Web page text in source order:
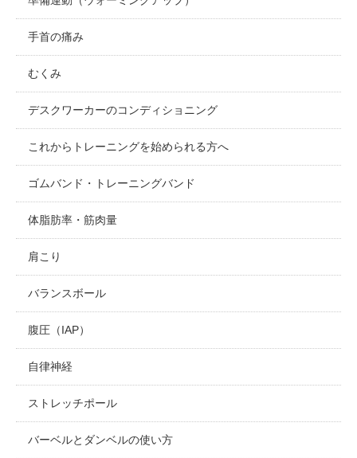
手首の痛み
むくみ
デスクワーカーのコンディショニング
これからトレーニングを始められる方へ
ゴムバンド・トレーニングバンド
体脂肪率・筋肉量
肩こり
バランスボール
腹圧（IAP）
自律神経
ストレッチポール
バーベルとダンベルの使い方